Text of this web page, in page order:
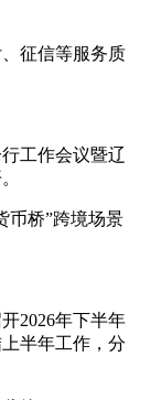
征信等服务质
工作会议暨辽
币桥”跨境场景
2026年下半年
半年工作，分